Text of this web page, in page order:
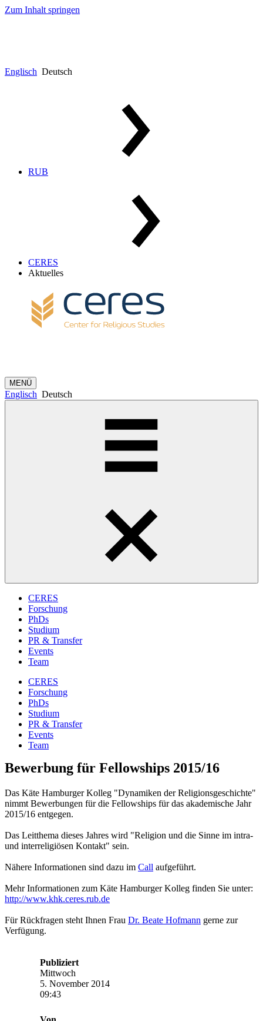
Zum Inhalt springen
Englisch Deutsch
RUB
CERES
Aktuelles
MENÜ
Englisch Deutsch
CERES
Forschung
PhDs
Studium
PR & Transfer
Events
Team
CERES
Forschung
PhDs
Studium
PR & Transfer
Events
Team
Bewerbung für Fellowships 2015/16
Das Käte Hamburger Kolleg "Dynamiken der Religionsgeschichte"
nimmt Bewerbungen für die Fellowships für das akademische Jahr
2015/16 entgegen.
Das Leitthema dieses Jahres wird "Religion und die Sinne im intra-
und interreligiösen Kontakt" sein.
Nähere Informationen sind dazu im Call aufgeführt.
Mehr Informationen zum Käte Hamburger Kolleg finden Sie unter:
http://www.khk.ceres.rub.de
Für Rückfragen steht Ihnen Frau Dr. Beate Hofmann gerne zur
Verfügung.
Publiziert
Mittwoch
5. November 2014
09:43